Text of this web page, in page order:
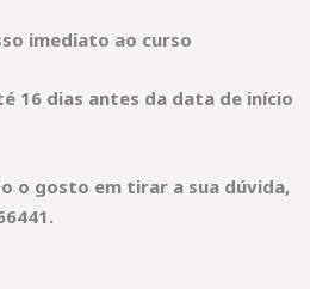
imediato ao curso
16 dias antes da data de início
o gosto em tirar a sua dúvida,